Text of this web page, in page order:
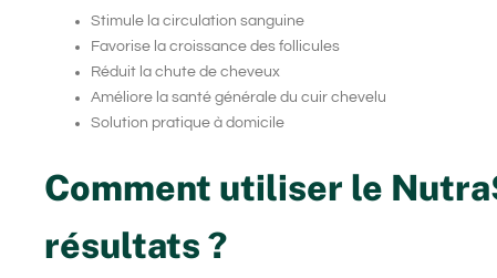
Stimule la circulation sanguine
Favorise la croissance des follicules
Réduit la chute de cheveux
Améliore la santé générale du cuir chevelu
Solution pratique à domicile
Comment utiliser le
résultats ?